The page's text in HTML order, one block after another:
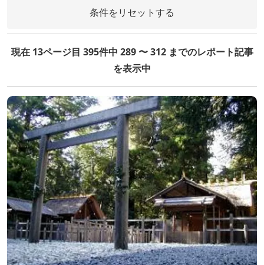
条件をリセットする
現在 13ページ目 395件中 289 〜 312 までのレポート記事
を表示中